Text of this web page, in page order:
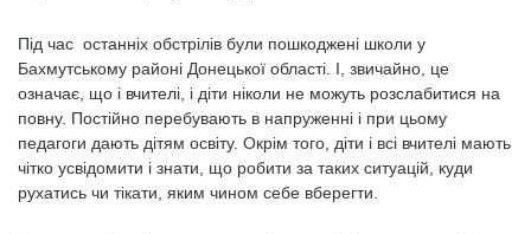
Під час останніх обстрілів були пошкоджені школи у
Бахмутському районі Донецької області. І, звичайно, це
означає, що і вчителі, і діти ніколи не можуть розслабитися на
повну. Постійно перебувають в напруженні і при цьому
педагоги дають дітям освіту. Окрім того, діти і всі вчителі мають
чітко усвідомити і знати, що робити за таких ситуацій, куди
рухатись чи тікати, яким чином себе вберегти.